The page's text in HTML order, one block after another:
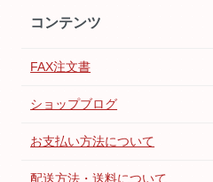
コンテンツ
FAX注文書
ショップブログ
お支払い方法について
配送方法・送料について